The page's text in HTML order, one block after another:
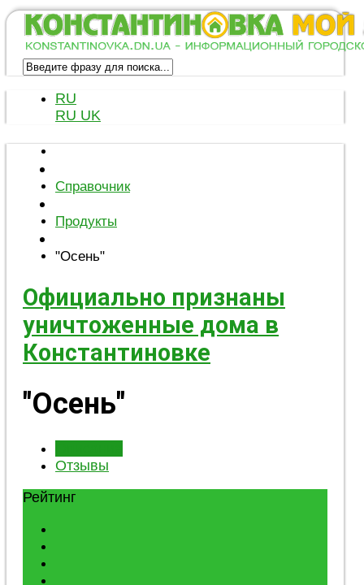
RU
RU UK
Справочник
Продукты
"Осень"
Официально признаны
уничтоженные дома в
Константиновке
"Осень"
Отзывы
Рейтинг